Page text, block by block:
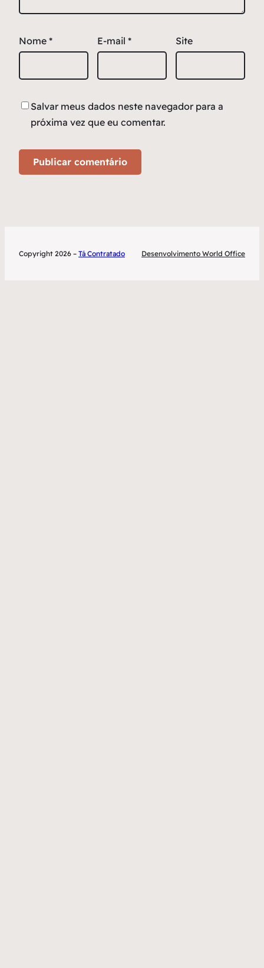
Nome * E-mail * Site
Salvar meus dados neste navegador para a
próxima vez que eu comentar.
Copyright 2026 – Tá Contratado Desenvolvimento World Office